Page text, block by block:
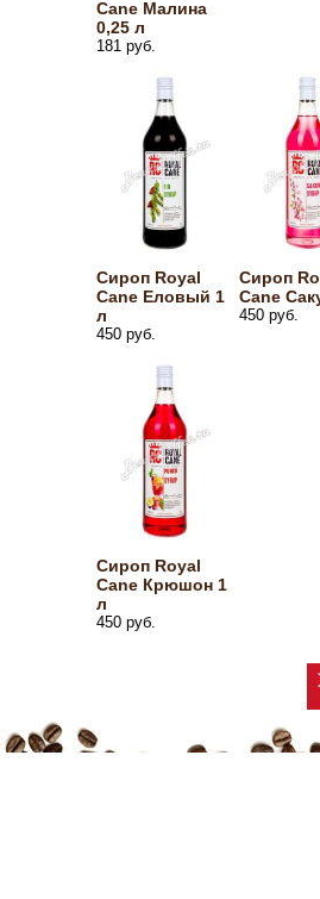
Cane Малина
0,25 л
181 руб.
Сироп Royal
Cane Еловый 1
л
450 руб.
Сироп
Cane
450 руб.
Сироп Royal
Cane Крюшон 1
л
450 руб.